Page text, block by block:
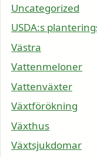
Uncategorized
USDA:s
Västra
Vattenmeloner
Vattenväxter
Växtförökning
Växthus
Växtsjukdomar